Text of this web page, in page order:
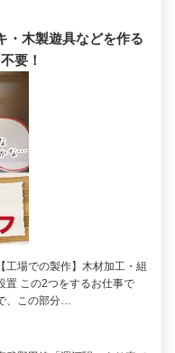
・木製遊具などを作る
要！
工場での製作】木材加工・組
置 この2つをするお仕事で
、この部分…